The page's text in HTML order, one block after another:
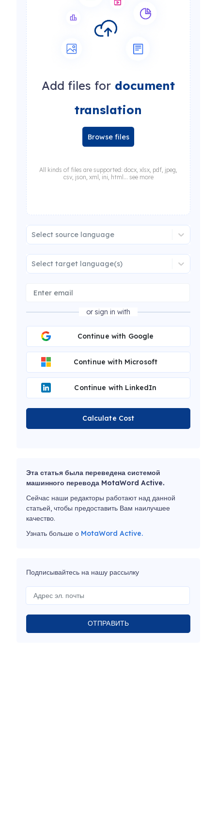
Add files for document
translation
Browse files
All kinds of files are supported: docx, xlsx, pdf, jpeg,
csv, json, xml, ini, html... see more
Select source language
Select target language(s)
or sign in with
Continue with Google
Continue with Microsoft
Continue with LinkedIn
Calculate Cost
Эта статья была переведена системой
машинного перевода MotaWord Active.
Сейчас наши редакторы работают над данной
статьей, чтобы предоставить Вам наилучшее
качество.
Узнать больше о MotaWord Active.
Подписывайтесь на нашу рассылку
ОТПРАВИТЬ